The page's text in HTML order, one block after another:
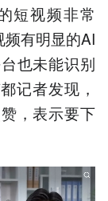
短视频非常
有明显的AI
也未能识别
记者发现，
，表示要下